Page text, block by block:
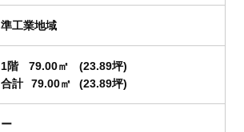
準工業地域
1階 79.00㎡
(23.89坪)
合計
79.00㎡ (23.89坪)
ー